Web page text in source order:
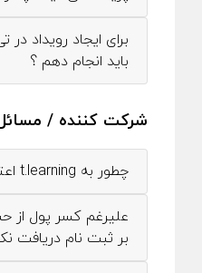
برای ایجاد رویداد
باید انجام دهم ؟
شرکت کننده /
چطور به t.learning اعتماد کنم؟
علیرغم کسر پول از
بر ثبت نام دریافت